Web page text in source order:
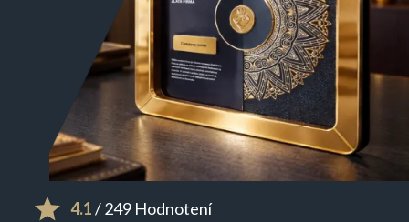
4.1/ 249 Hodnotení